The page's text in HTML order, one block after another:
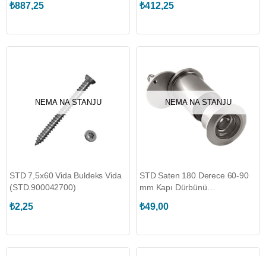
₺887,25 ₺412,25
NEMA NA STANJU
STD 7,5x60 Vida Buldeks Vida
(STD.900042700)
₺2,25
NEMA NA STANJU
STD Saten 180 Derece 60-90
mm Kapı Dürbünü
₺49,00